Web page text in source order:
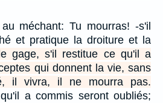
méchant: Tu mourras! -s'il
et pratique la droiture et la
gage, s'il restitue ce qu'il a
qui donnent la vie, sans
il vivra, il ne mourra pas.
a commis seront oubliés;